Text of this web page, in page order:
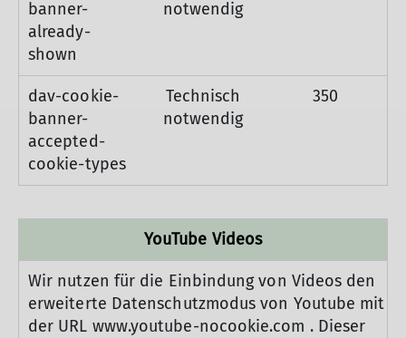
banner-
already-
shown
notwendig
dav-cookie-
banner-
accepted-
cookie-types
Technisch
notwendig
350
YouTube Videos
Wir nutzen für die Einbindung von Videos den
erweiterte Datenschutzmodus von Youtube mit
der URL www.youtube-nocookie.com . Dieser